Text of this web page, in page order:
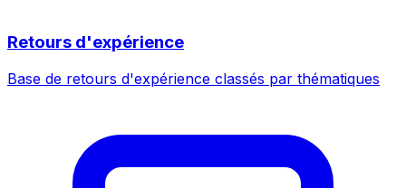
Retours d'expérience
Base de retours d'expérience classés par thématiques